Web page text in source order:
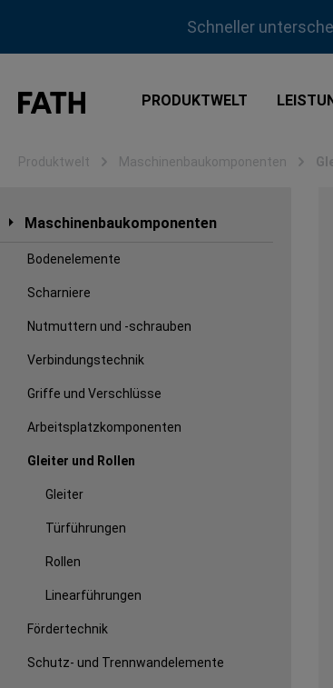
Zur Hauptnavigation springen
Schneller
PRODUKTWELT
Produktwelt Maschinenbaukomponenten
Maschinenbaukomponenten
Bodenelemente
Scharniere
Nutmuttern und -schrauben
Verbindungstechnik
Griffe und Verschlüsse
Arbeitsplatzkomponenten
Gleiter und Rollen
Gleiter
Türführungen
Rollen
Linearführungen
Fördertechnik
Schutz- und Trennwandelemente